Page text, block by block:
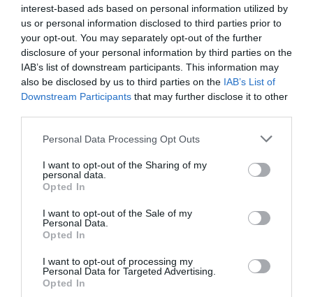
interest-based ads based on personal information utilized by
us or personal information disclosed to third parties prior to
your opt-out. You may separately opt-out of the further
disclosure of your personal information by third parties on the
IAB’s list of downstream participants. This information may
also be disclosed by us to third parties on the IAB’s List of
Downstream Participants that may further disclose it to other
Personal Data Processing Opt Outs
I want to opt-out of the Sharing of my
personal data.
Opted In
I want to opt-out of the Sale of my
Personal Data.
Opted In
I want to opt-out of processing my
Personal Data for Targeted Advertising.
Opted In
Mathématiques
a commenté l'article :
19 h 23 sans escale : le Boeing 777F de National
Airlines relie l’Écosse à l’Australie
Badissi novembri a commenté l'article :
Nice–Corse : ces vols électriques qui se profilent à
l’horizon 2030
airlinair